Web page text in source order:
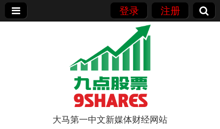
登录 注册
大马第一中文新媒体财经网站